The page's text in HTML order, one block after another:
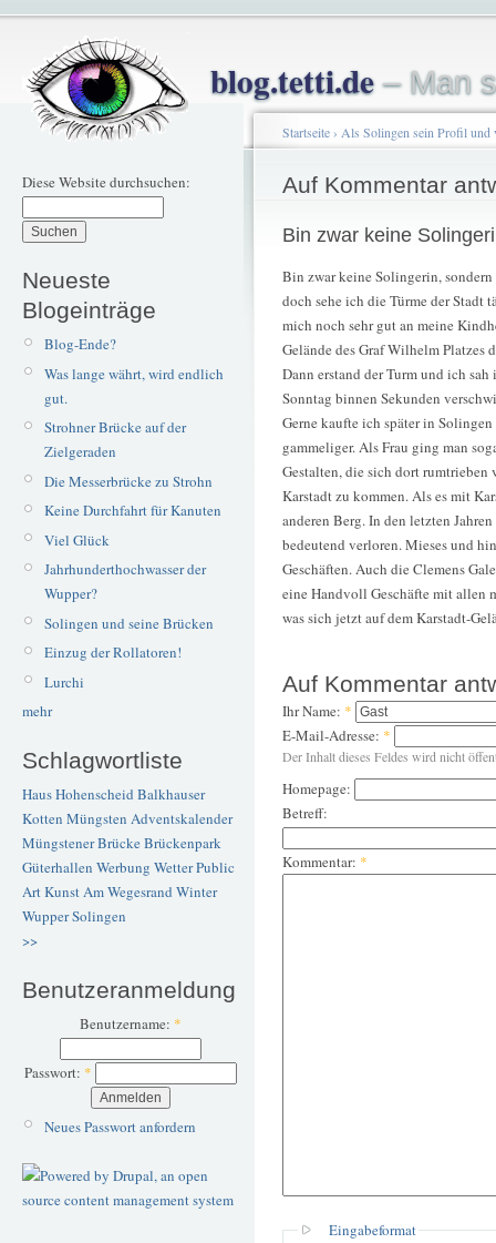
blog.tetti.de– Man
Diese Website durchsuchen:
Neueste
Blogeinträge
Blog-Ende?
Was lange währt, wird endlich
gut.
Strohner Brücke auf der
Zielgeraden
Die Messerbrücke zu Strohn
Keine Durchfahrt für Kanuten
Viel Glück
Jahrhunderthochwasser der
Wupper?
Solingen und seine Brücken
Einzug der Rollatoren!
Lurchi
mehr
Schlagwortliste
Haus Hohenscheid Balkhauser
Kotten Müngsten Adventskalender
Müngstener BrückeBrückenpark
Güterhallen Werbung WetterPublic
ArtKunstAm Wegesrand Winter
WupperSolingen
>>
Benutzeranmeldung
Benutzername: *
Passwort: *
Neues Passwort anfordern
Startseite› Als Solingen sein Profil und
Auf Kommentar
Bin zwar keine
Bin zwar keine Solingerin,
doch sehe ich die Türme der Stadt
mich noch sehr gut an meine
Gelände des Graf Wilhelm Platzes
Dann erstand der Turm und ich
Sonntag binnen Sekunden
Gerne kaufte ich später in
gammeliger. Als Frau ging man
Gestalten, die sich dort
Karstadt zu kommen. Als es mit
anderen Berg. In den letzten
bedeutend verloren. Mieses und
Geschäften. Auch die Clemens
eine Handvoll Geschäfte mit allen
was sich jetzt auf dem Karstadt-
Auf Kommentar
Ihr Name: *
E-Mail-Adresse: *
Der Inhalt dieses Feldes wird nicht
Homepage:
Betreff:
Kommentar: *
Eingabeformat